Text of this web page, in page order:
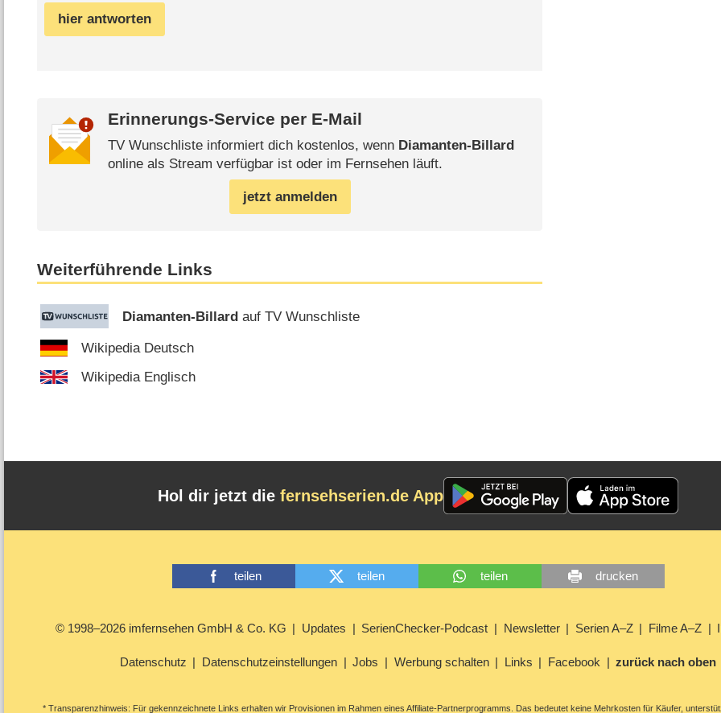
hier antworten
Erinnerungs-Service per E-Mail
TV Wunschliste informiert dich kostenlos, wenn Diamanten-Billard
online als Stream verfügbar ist oder im Fernsehen läuft.
jetzt anmelden
Weiterführende Links
Diamanten-Billard auf TV Wunschliste
Wikipedia Deutsch
Wikipedia Englisch
Hol dir jetzt die fernsehserien.de App
teilen teilen teilen drucken
© 1998–2026 imfernsehen GmbH & Co. KG Updates SerienChecker-Podcast Newsletter Serien A–Z Filme A–Z
Datenschutz Datenschutzeinstellungen Jobs Werbung schalten Links Facebook zurück nach oben
* Transparenzhinweis: Für gekennzeichnete Links erhalten wir Provisionen im Rahmen eines Affiliate-Partnerprogramms. Das bedeutet keine Mehrkosten für Käufer,